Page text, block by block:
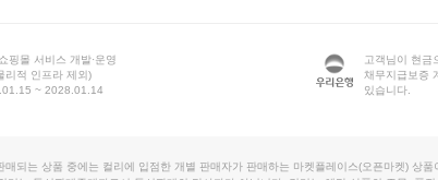
핑몰 서비스 개발·운영
리적 인프라 제외)
~ 2028.01.14
고객님이 현금
채무지급보증
있습니다.
매되는 상품 중에는 컬리에 입점한 개별 판매자가 판매하는 마켓플레이스(오픈마켓) 상품